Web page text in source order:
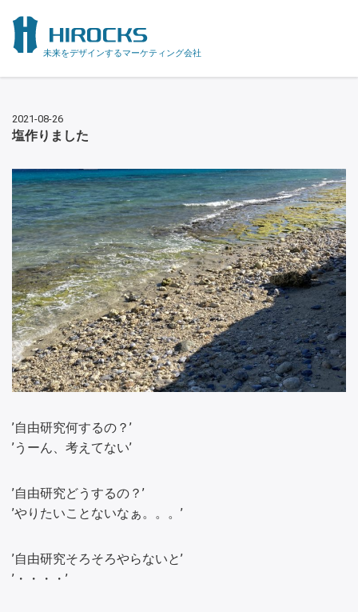
未来をデザインするマーケティング会社
2021-08-26
塩作りました
’自由研究何するの？’
’うーん、考えてない’
’自由研究どうするの？’
’やりたいことないなぁ。。。’
’自由研究そろそろやらないと’
’・・・・’